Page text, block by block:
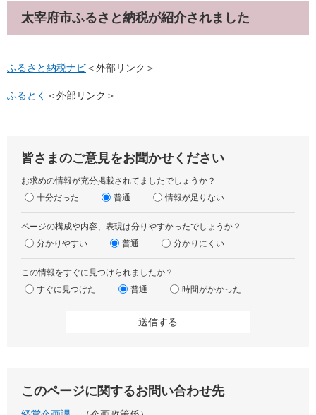
太宰府市ふるさと納税が紹介されました
ふるさと納税ナビ＜外部リンク＞
ふるとく ＜外部リンク＞
皆さまのご意見をお聞かせください
お求めの情報が充分掲載されてましたでしょうか？
十分だった
普通 情報が足りない
ページの構成や内容、表現は分りやすかったでしょうか？
分かりやすい
普通 分かりにくい
この情報をすぐに見つけられましたか？
すぐに見つけた
普通 時間がかかった
このページに関するお問い合わせ先